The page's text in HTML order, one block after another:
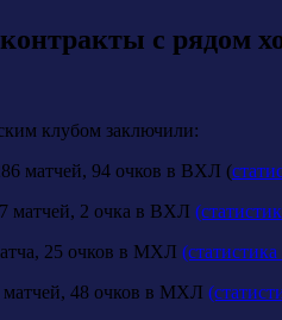
с рядом
клубом заключили:
матчей, 94 очков в ВХЛ (
матчей, 2 очка в ВХЛ
25 очков в МХЛ
48 очков в МХЛ